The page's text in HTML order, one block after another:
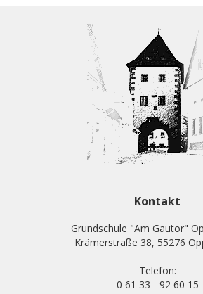
Kontakt
Grundschule "Am Gautor"
Krämerstraße 38, 55276
Telefon:
0 61 33 - 92 60 15